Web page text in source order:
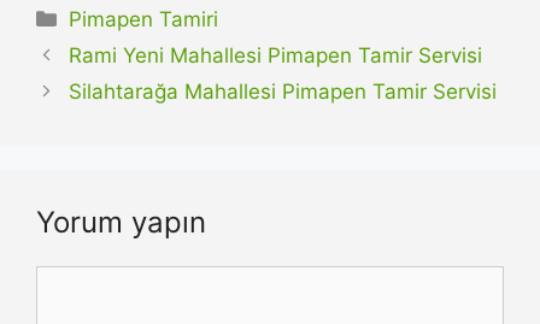
Kategoriler
Pimapen Tamiri
Rami Yeni Mahallesi Pimapen Tamir Servisi
Silahtarağa Mahallesi Pimapen Tamir Servisi
Yorum yapın